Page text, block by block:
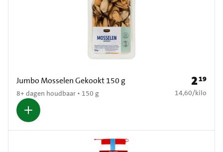
Jumbo Mosselen Gekookt 150 g
8+ dagen houdbaar • 150 g
Prijs: €
219
€ 14,60 per kilo
14,60/kilo